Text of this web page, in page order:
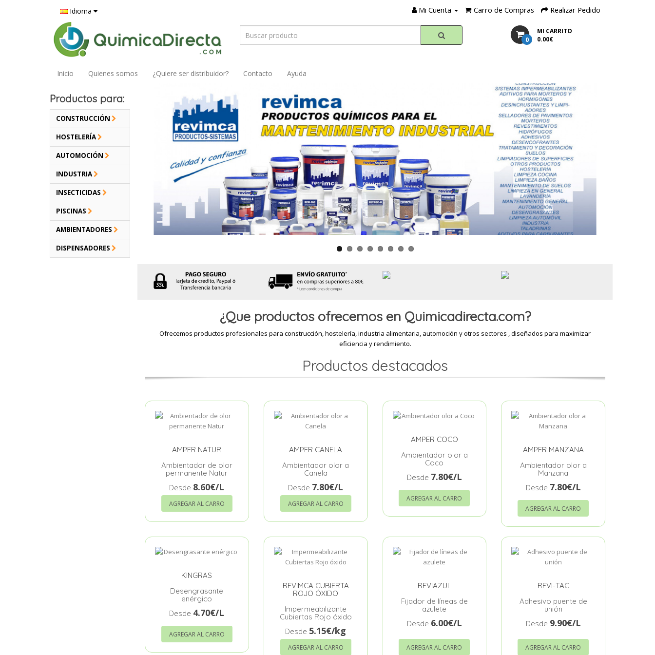
Idioma Mi Cuenta Carro de Compras Realizar Pedido
MI CARRITO
0 0.00€
Inicio Quienes somos ¿Quiere ser distribuidor? Contacto Ayuda
Productos para:
CONSTRUCCIÓN
HOSTELERÍA
AUTOMOCIÓN
INDUSTRIA
INSECTICIDAS
PISCINAS
AMBIENTADORES
DISPENSADORES
¿Que productos ofrecemos en Quimicadirecta.com?
Ofrecemos productos profesionales para construcción, hostelería, industria alimentaria, automoción y otros sectores , diseñados para maximizar
eficiencia y rendimiento.
Productos destacados
AMPER NATUR
Ambientador de olor
permanente Natur
Desde 8.60€/L
AGREGAR AL CARRO
AMPER CANELA
Ambientador olor a
Canela
Desde 7.80€/L
AGREGAR AL CARRO
AMPER COCO
Ambientador olor a
Coco
Desde 7.80€/L
AGREGAR AL CARRO
AMPER MANZANA
Ambientador olor a
Manzana
Desde 7.80€/L
AGREGAR AL CARRO
KINGRAS
Desengrasante
enérgico
Desde 4.70€/L
AGREGAR AL CARRO
REVIMCA CUBIERTA
ROJO ÓXIDO
Impermeabilizante
Cubiertas Rojo óxido
Desde 5.15€/kg
AGREGAR AL CARRO
REVIAZUL
Fijador de líneas de
azulete
Desde 6.00€/L
AGREGAR AL CARRO
REVI-TAC
Adhesivo puente de
unión
Desde 9.90€/L
AGREGAR AL CARRO